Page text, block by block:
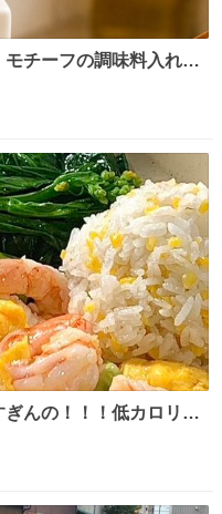
チーフの調味料入れ、
news/149552
んの！！！低カロリー